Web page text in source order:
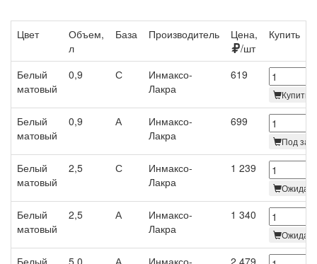
Цвет
Объем,
л
База Производитель
Цена,
/шт
Купить
Белый
матовый
0,9 С
Инмаксо-
Лакра
619
Купить
Белый
матовый
0,9 А
Инмаксо-
Лакра
699
Под
Белый
матовый
2,5 С
Инмаксо-
Лакра
1 239
Белый
матовый
2,5 А
Инмаксо-
Лакра
1 340